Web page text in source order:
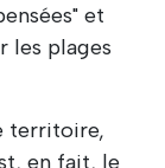
et
les plages
territoire,
en fait, le